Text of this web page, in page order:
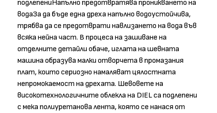
подлепениНапълно предотвратява проникването на
водаЗа да бъде една дреха напълно водоустойчива,
трябва да се предотврати навлизането на вода във
всяка нейна част. В процеса на зашиване на
отделните детайли обаче, иглата на шевната
машина образува малки отворчета в промазания
плат, които сериозно намаляват цялостната
непромокаемост на дрехата. Шевовете на
високотехнологичните облекла на DIEL са подлепени
с мека полиуретанова лента, която се нанася от